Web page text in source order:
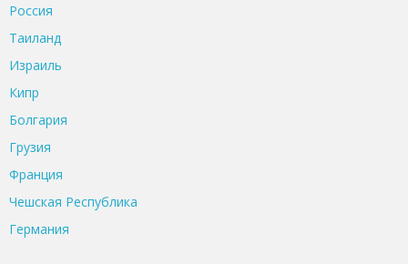
Россия
Таиланд
Израиль
Кипр
Болгария
Грузия
Франция
Чешская Республика
Германия